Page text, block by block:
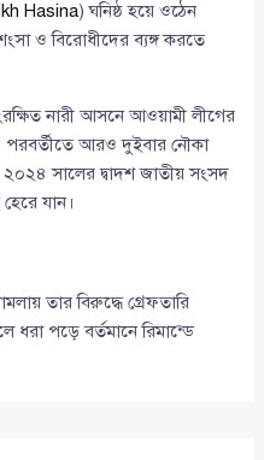
Hasina) ঘনিষ্ঠ হয়ে ওঠেন
ও বিরোধীদের ব্যঙ্গ করতে
নারী আসনে আওয়ামী লীগের
আরও দুইবার নৌকা
২০২৪ সালের দ্বাদশ জাতীয় সংসদ
হেরে যান।
তার বিরুদ্ধে গ্রেফতারি
ধরা পড়ে বর্তমানে রিমান্ডে